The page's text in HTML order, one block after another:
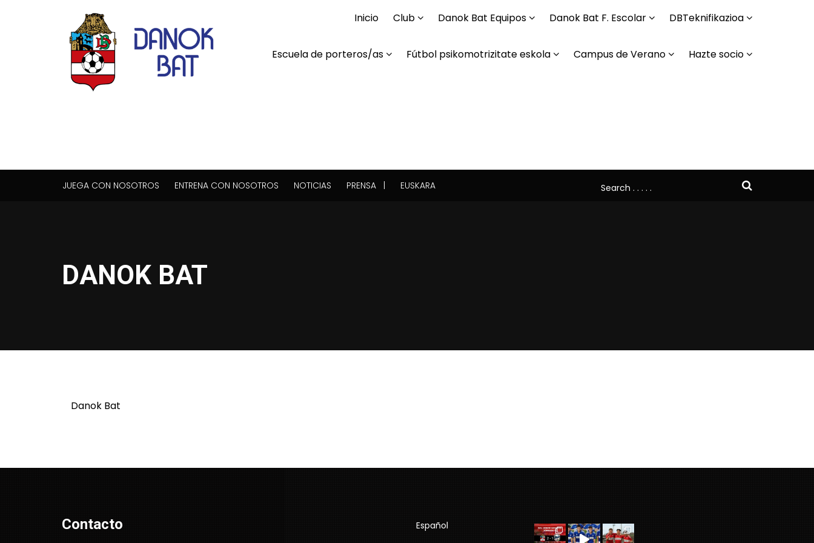
Inicio Club Danok Bat Equipos Danok Bat F. Escolar DBTeknifikazioa
Escuela de porteros/as Fútbol psikomotrizitate eskola Campus de Verano Hazte socio
JUEGA CON NOSOTROS ENTRENA CON NOSOTROS NOTICIAS PRENSA | EUSKARA
DANOK BAT
Danok Bat
Contacto
Español